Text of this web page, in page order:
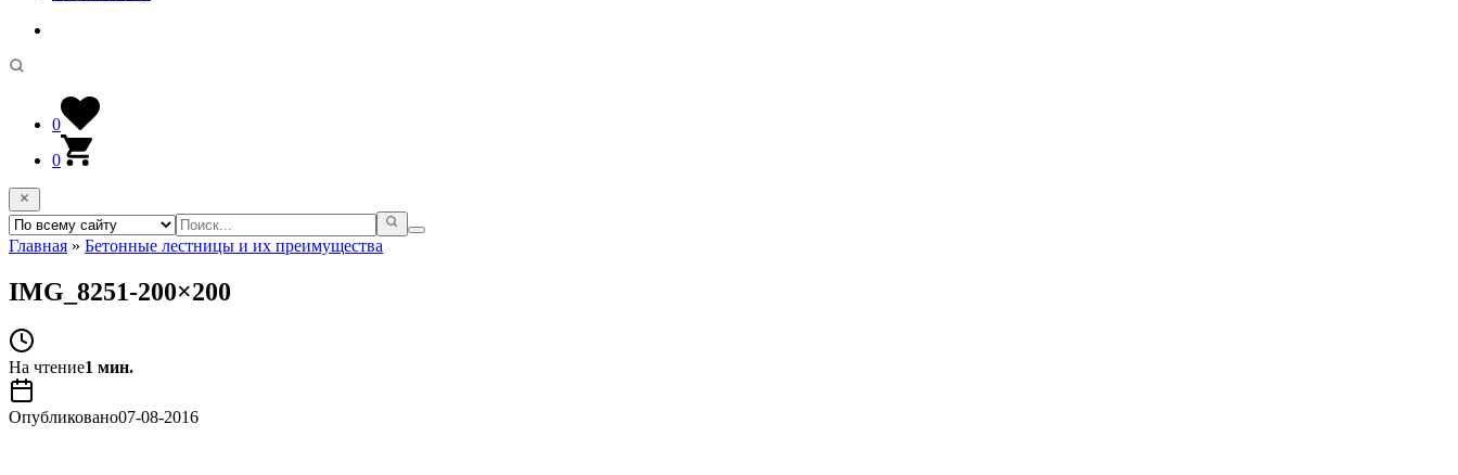
0
0
Главная » Бетонные лестницы и их преимущества
IMG_8251-200×200
На чтение1 мин.
Опубликовано07-08-2016